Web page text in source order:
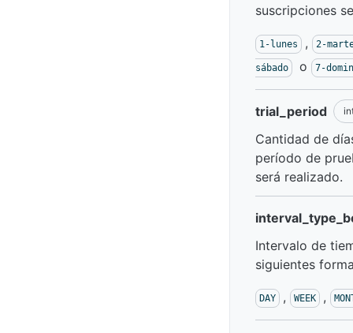
suscripciones
1-lunes , 2-
sábado o 7-
trial_period
Cantidad de
período de
será realizado.
Intervalo de
siguientes
DAY , WEEK ,